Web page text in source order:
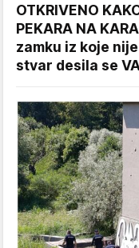
OTKRIVENO
PEKARA NA
zamku iz koje
stvar desila se